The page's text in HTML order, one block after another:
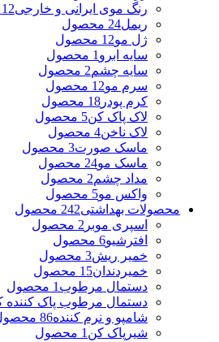
رنگ موی ایرانی و خارجی12 محصول
ریمل24 محصول
ژل مو12 محصول
سایه ابرو 1 محصول
سایه چشم2 محصول
سرم مو12 محصول
کرم پودر 18 محصول
لاک پاک کن5 محصول
لاک ناخن4 محصول
ماسک صورت3 محصول
ماسک مو24 محصول
مداد چشم2 محصول
واکس مو5 محصول
محصولات بهداشتی242 محصول
اسپری موبر 2 محصول
افترشیو6 محصول
خمیر ریش3 محصول
خمیردندان15 محصول
دستمال مرطوب 1 محصول
دستمال مرطوب پاک کننده
شامپو و نرم کننده86 محصول
شیرپاک کن 1 محصول